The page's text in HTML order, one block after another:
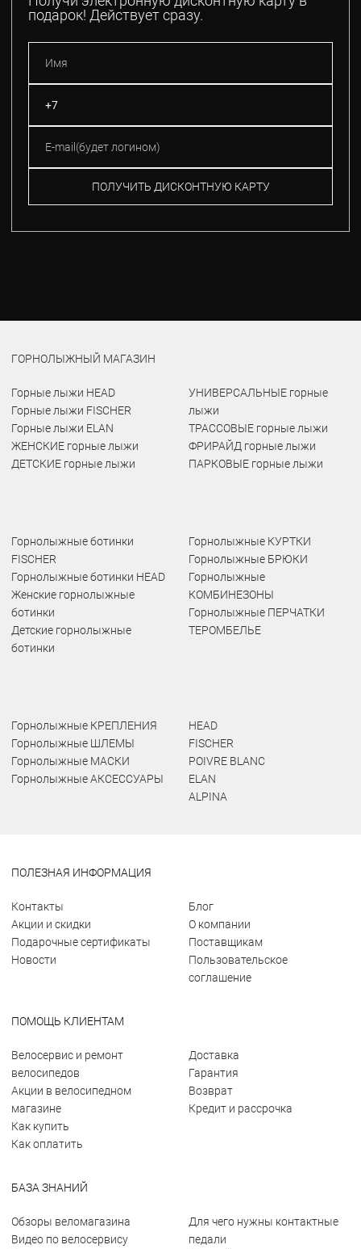
подарок! Действует сразу.
ПОЛУЧИТЬ ДИСКОНТНУЮ КАРТУ
ГОРНОЛЫЖНЫЙ МАГАЗИН
Горные лыжи HEAD
Горные лыжи FISCHER
Горные лыжи ELAN
ЖЕНСКИЕ горные лыжи
ДЕТСКИЕ горные лыжи
УНИВЕРСАЛЬНЫЕ горные
лыжи
ТРАССОВЫЕ горные лыжи
ФРИРАЙД горные лыжи
ПАРКОВЫЕ горные лыжи
Горнолыжные ботинки
FISCHER
Горнолыжные ботинки HEAD
Женские горнолыжные
ботинки
Детские горнолыжные
ботинки
Горнолыжные КУРТКИ
Горнолыжные БРЮКИ
Горнолыжные
КОМБИНЕЗОНЫ
Горнолыжные ПЕРЧАТКИ
ТЕРОМБЕЛЬЕ
Горнолыжные КРЕПЛЕНИЯ
Горнолыжные ШЛЕМЫ
Горнолыжные МАСКИ
Горнолыжные АКСЕССУАРЫ
HEAD
FISCHER
POIVRE BLANC
ELAN
ALPINA
ПОЛЕЗНАЯ ИНФОРМАЦИЯ
Контакты
Акции и скидки
Подарочные сертификаты
Новости
Блог
О компании
Поставщикам
Пользовательское
соглашение
ПОМОЩЬ КЛИЕНТАМ
Велосервис и ремонт
велосипедов
Акции в велосипедном
магазине
Как купить
Как оплатить
Доставка
Гарантия
Возврат
Кредит и рассрочка
БАЗА ЗНАНИЙ
Обзоры веломагазина
Видео по велосервису
Для чего нужны контактные
педали